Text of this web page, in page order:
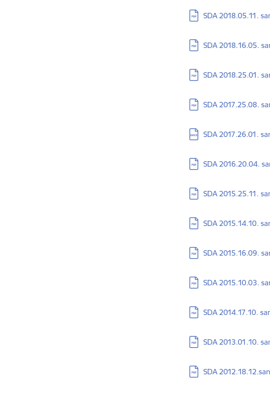
Lejupielādēt:
SDA 2018.05.11.
Lejupielādēt:
SDA 2018.16.05.
Lejupielādēt:
SDA 2018.25.01.
Lejupielādēt:
SDA 2017.25.08.
Lejupielādēt:
SDA 2017.26.01.
Lejupielādēt:
SDA 2016.20.04.
Lejupielādēt:
SDA 2015.25.11.
Lejupielādēt:
SDA 2015.14.10.
Lejupielādēt:
SDA 2015.16.09.
Lejupielādēt:
SDA 2015.10.03.
Lejupielādēt:
SDA 2014.17.10.
Lejupielādēt:
SDA 2013.01.10.
Lejupielādēt:
SDA